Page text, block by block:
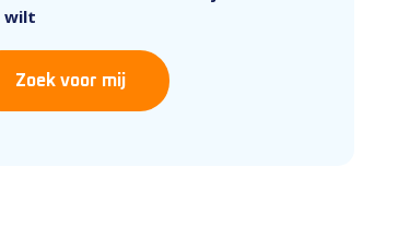
wilt
Zoek voor mij